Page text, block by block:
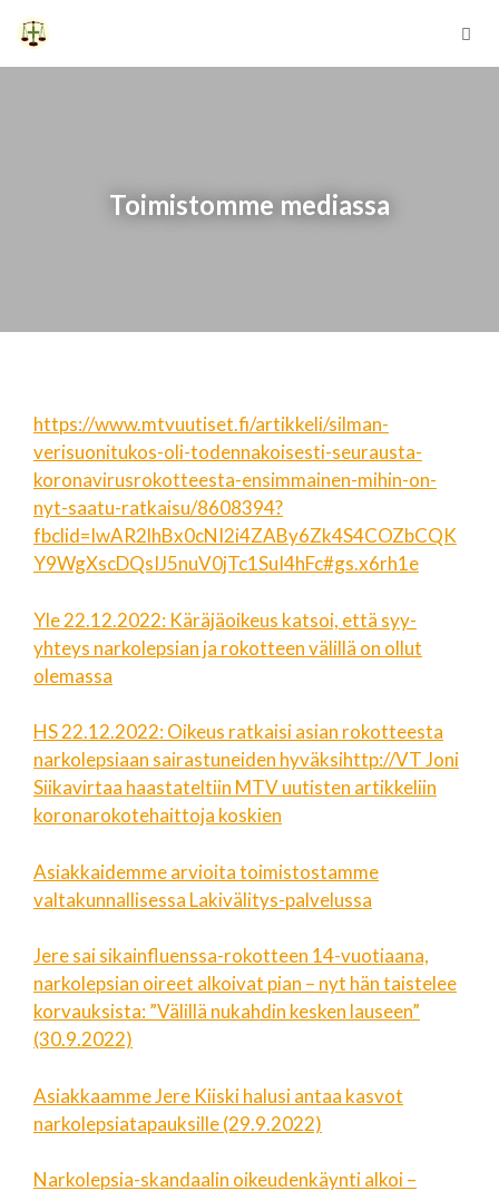
Siirry
sisältöön
Toimistomme mediassa
https://www.mtvuutiset.fi/artikkeli/silman-
verisuonitukos-oli-todennakoisesti-seurausta-
koronavirusrokotteesta-ensimmainen-mihin-on-
nyt-saatu-ratkaisu/8608394?
fbclid=IwAR2lhBx0cNI2i4ZABy6Zk4S4COZbCQK
Y9WgXscDQsIJ5nuV0jTc1SuI4hFc#gs.x6rh1e
Yle 22.12.2022: Käräjäoikeus katsoi, että syy-
yhteys narkolepsian ja rokotteen välillä on ollut
olemassa
HS 22.12.2022: Oikeus ratkaisi asian rokotteesta
narkolepsiaan sairastuneiden hyväksihttp://VT Joni
Siikavirtaa haastateltiin MTV uutisten artikkeliin
koronarokotehaittoja koskien
Asiakkaidemme arvioita toimistostamme
valtakunnallisessa Lakivälitys-palvelussa
Jere sai sikainfluenssa-rokotteen 14-vuotiaana,
narkolepsian oireet alkoivat pian – nyt hän taistelee
korvauksista: ”Välillä nukahdin kesken lauseen”
(30.9.2022)
Asiakkaamme Jere Kiiski halusi antaa kasvot
narkolepsiatapauksille (29.9.2022)
Narkolepsia-skandaalin oikeudenkäynti alkoi –